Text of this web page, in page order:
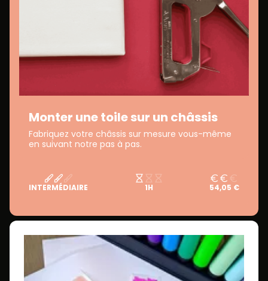
Monter une toile sur un châssis
Fabriquez votre châssis sur mesure vous-même
en suivant notre pas à pas.
INTERMÉDIAIRE 1H 54,05 €